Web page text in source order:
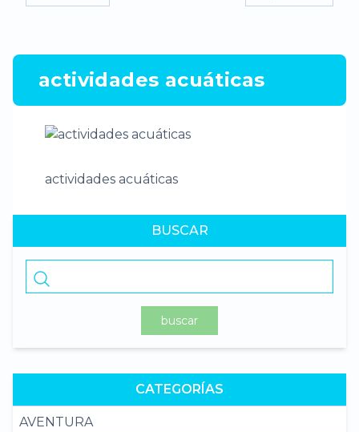
BUSCAR
buscar
CATEGORÍAS
AVENTURA
actividades acuáticas
actividades acuáticas